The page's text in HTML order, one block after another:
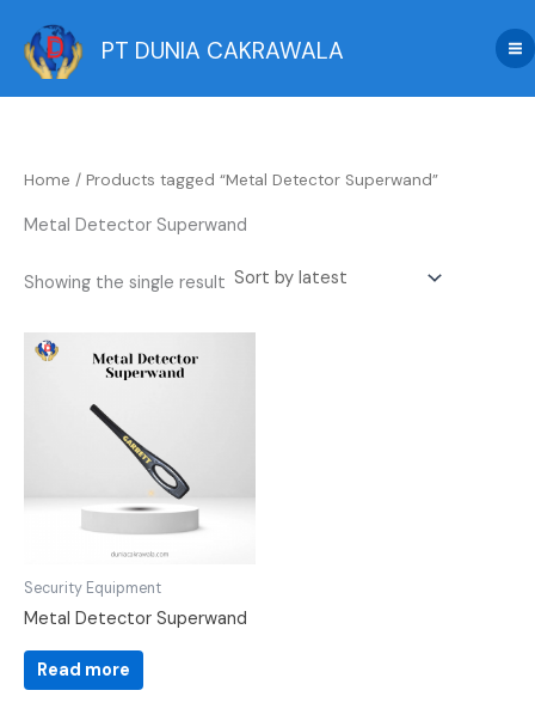
content
PT DUNIA CAKRAWALA
Home / Products tagged “Metal Detector Superwand”
Metal Detector Superwand
Showing the single result
Security Equipment
Metal Detector Superwand
Read more